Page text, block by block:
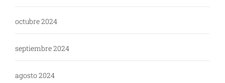
octubre 2024
septiembre 2024
agosto 2024